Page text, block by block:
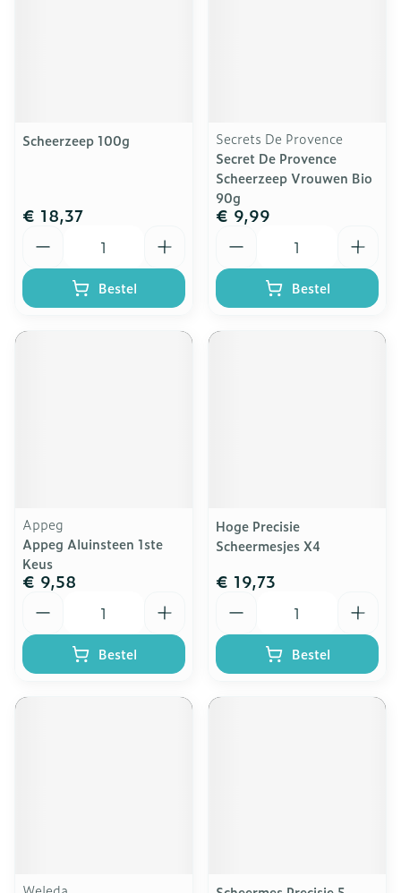
Scheerzeep 100g
€ 18,37
Bestel
Secrets De Provence
Secret De Provence
Scheerzeep Vrouwen Bio
90g
€ 9,99
Bestel
Appeg
Appeg Aluinsteen 1ste
Keus
€ 9,58
Bestel
Hoge Precisie
Scheermesjes X4
€ 19,73
Bestel